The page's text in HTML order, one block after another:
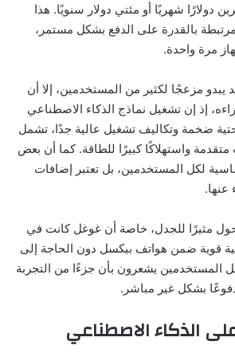
دولارًا شهريًا أو مئتي دولار سنويًا. هذا
بالقدرة على الدفع بشكل مستمر،
مرة واحدة.
يبدو مزعجًا لكثير من المستخدمين، إلا أن
إذ إن تشغيل نماذج الذكاء الاصطناعي
ضخمة وتكاليف تشغيل عالية جدًا، تشمل
متقدمة واستهلاكًا كبيرًا للطاقة. كما أن بعض
لكل المستخدمين، بل تعتبر إضافات
عنها.
مثيرًا للجدل، خاصة أن غوغل كانت في
قوية ضمن هواتف بيكسل دون الحاجة إلى
المستخدمين يشعرون بأن جزءًا من التجربة
بشكل غير مباشر.
الذكاء الاصطناعي